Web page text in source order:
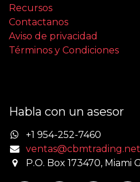
Recursos
Contactanos
Aviso de privacidad
Términos y Condiciones
Habla con un asesor
+1 954-252-7460
ventas@cbmtrading.net
P.O. Box 173470, Miami